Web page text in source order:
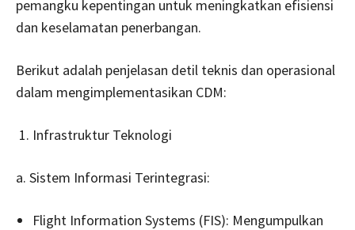
pemangku kepentingan untuk meningkatkan efisiensi
dan keselamatan penerbangan.
Berikut adalah penjelasan detil teknis dan operasional
dalam mengimplementasikan CDM:
Infrastruktur Teknologi
a. Sistem Informasi Terintegrasi:
Flight Information Systems (FIS): Mengumpulkan